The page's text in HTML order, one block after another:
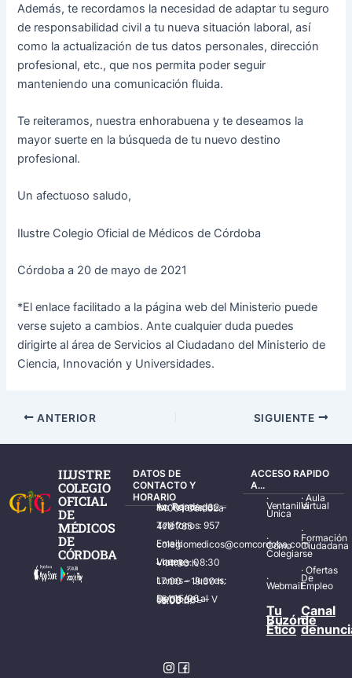
Además, te recordamos la necesidad de adaptar tu seguro
de responsabilidad civil a tu nueva situación laboral, así
como la actualización de tus datos personales, dirección
profesional, etc., que nos permita poder seguir
manteniendo una comunicación fluida.
Te reiteramos, nuestra enhorabuena y te deseamos la
mayor suerte en la búsqueda de tu nuevo destino
profesional.
Un afectuoso saludo,
Ilustre Colegio Oficial de Médicos de Córdoba
Córdoba a 20 de mayo de 2021
*El enlace facilitado a la página web del Ministerio puede
verse sujeto a cambios. Ante cualquier duda puedes
dirigirte al área de Servicios al Ciudadano del Ministerio de
Ciencia, Innovación y Universidades.
ANTERIOR SIGUIENTE
ILUSTRE
COLEGIO
OFICIAL
DE
MÉDICOS
DE
CÓRDOBA
DATOS DE
CONTACTO Y
HORARIO
Av. Ronda de los Tejares, 32 – 14001 Córdoba
Teléfonos: 957 478 785
Email: colegiomedicos@comcordoba.com
Lunes – Viernes: 08:30 – 14:30 h.
Lunes – Jueves: 17:00 – 19:30 h.
Del 15/06 al 15/09 de L – V de 08:00 – 15:00 h.
ACCESO RAPIDO
A...
·
Ventanilla
Única
·
Cómo
Colegiarse
·
Webmail
·Aula
Virtual
·
Formación
Ciudadana
·Ofertas
De
Empleo
Tu
Buzón
Ético
Canal
de